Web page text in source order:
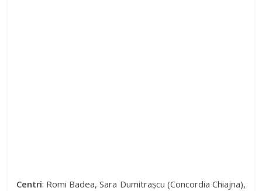
Centri: Romi Badea, Sara Dumitrașcu (Concordia Chiajna),